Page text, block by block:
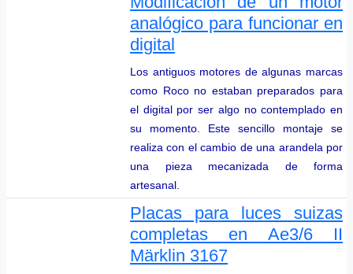
analógico para funcionar en
digital
Los antiguos motores de algunas marcas
como Roco no estaban preparados para
el digital por ser algo no contemplado en
su momento. Este sencillo montaje se
realiza con el cambio de una arandela por
una pieza mecanizada de forma
artesanal.
Placas para luces suizas
completas en Ae3/6 II
Märklin 3167